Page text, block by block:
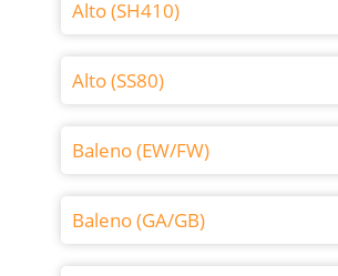
Alto (SH410)
Alto (SS80)
Baleno (EW/FW)
Baleno (GA/GB)